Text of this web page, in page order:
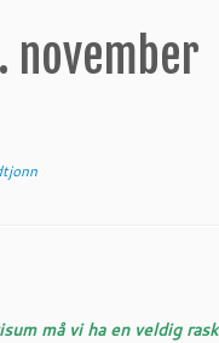
november
må vi ha en veldig rask